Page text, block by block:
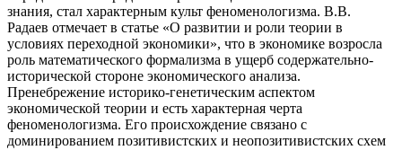
знания, стал характерным культ феноменологизма. В.В.
Радаев отмечает в статье «О развитии и роли теории в
условиях переходной экономики», что в экономике возросла
роль математического формализма в ущерб содержательно-
исторической стороне экономического анализа.
Пренебрежение историко-генетическим аспектом
экономической теории и есть характерная черта
феноменологизма. Его происхождение связано с
доминированием позитивистских и неопозитивистских схем